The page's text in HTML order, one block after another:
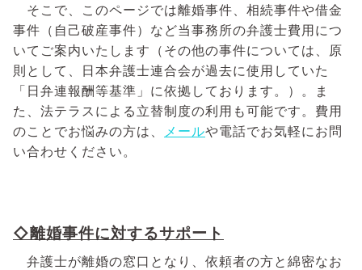
そこで、このページでは離婚事件、相続事件や借金
事件（自己破産事件）など当事務所の弁護士費用につ
いてご案内いたします（その他の事件については、原
則として、日本弁護士連合会が過去に使用していた
「日弁連報酬等基準」に依拠しております。）。ま
た、法テラスによる立替制度の利用も可能です。費用
のことでお悩みの方は、
メールや電話でお気軽にお問
い合わせください。
◇離婚事件に対するサポート
弁護士が離婚の窓口となり、依頼者の方と綿密なお